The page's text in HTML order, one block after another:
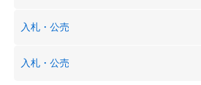
入札・公売
入札・公売